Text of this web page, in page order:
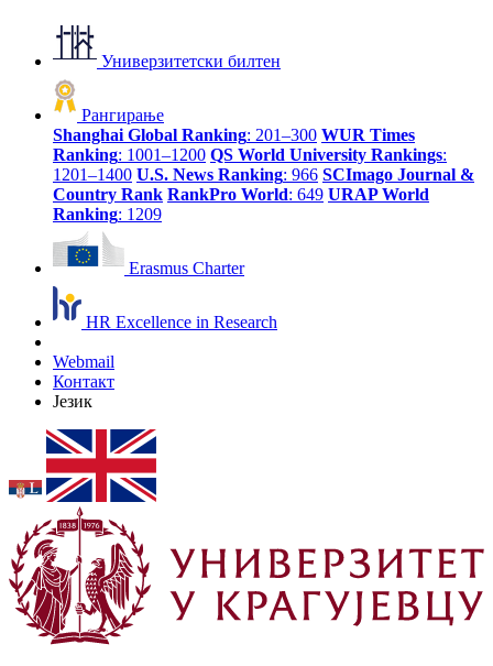
Универзитетски билтен
Рангирање
Shanghai Global Ranking: 201–300 WUR Times
Ranking: 1001–1200 QS World University Rankings:
1201–1400 U.S. News Ranking: 966 SCImago Journal &
Country Rank RankPro World: 649 URAP World
Ranking: 1209
Erasmus Charter
HR Excellence in Research
Webmail
Контакт
Језик